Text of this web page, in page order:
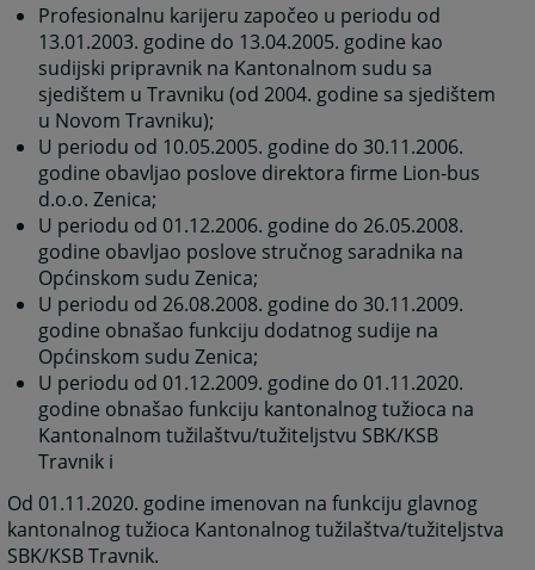
Profesionalnu karijeru započeo u periodu od
13.01.2003. godine do 13.04.2005. godine kao
sudijski pripravnik na Kantonalnom sudu sa
sjedištem u Travniku (od 2004. godine sa sjedištem
u Novom Travniku);
U periodu od 10.05.2005. godine do 30.11.2006.
godine obavljao poslove direktora firme Lion-bus
d.o.o. Zenica;
U periodu od 01.12.2006. godine do 26.05.2008.
godine obavljao poslove stručnog saradnika na
Općinskom sudu Zenica;
U periodu od 26.08.2008. godine do 30.11.2009.
godine obnašao funkciju dodatnog sudije na
Općinskom sudu Zenica;
U periodu od 01.12.2009. godine do 01.11.2020.
godine obnašao funkciju kantonalnog tužioca na
Kantonalnom tužilaštvu/tužiteljstvu SBK/KSB
Travnik i
Od 01.11.2020. godine imenovan na funkciju glavnog
kantonalnog tužioca Kantonalnog tužilaštva/tužiteljstva
SBK/KSB Travnik.